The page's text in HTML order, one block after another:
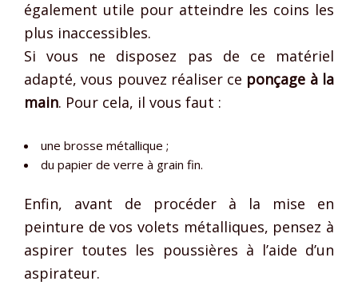
également utile pour atteindre les coins les
plus inaccessibles.
Si vous ne disposez pas de ce matériel
adapté, vous pouvez réaliser ce ponçage à la
main. Pour cela, il vous faut :
une brosse métallique ;
du papier de verre à grain fin.
Enfin, avant de procéder à la mise en
peinture de vos volets métalliques, pensez à
aspirer toutes les poussières à l’aide d’un
aspirateur.